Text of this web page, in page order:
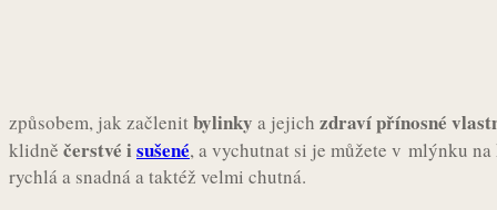
způsobem, jak začlenitbylinky a jejich zdraví přínosné
klidně čerstvé i sušené, a vychutnat si je můžete v mlýnku
rychlá a snadná a taktéž velmi chutná.